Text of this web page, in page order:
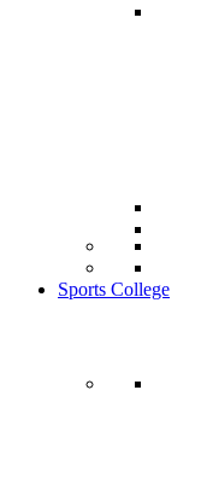
Sports College